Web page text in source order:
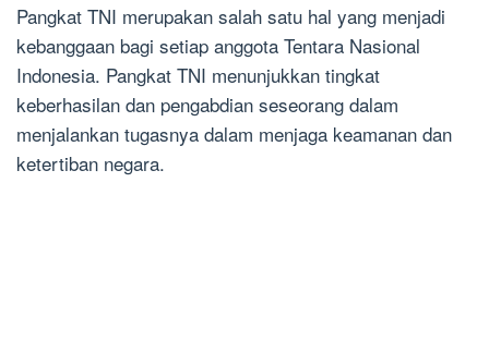
Pangkat TNI merupakan salah satu hal yang menjadi
kebanggaan bagi setiap anggota Tentara Nasional
Indonesia. Pangkat TNI menunjukkan tingkat
keberhasilan dan pengabdian seseorang dalam
menjalankan tugasnya dalam menjaga keamanan dan
ketertiban negara.